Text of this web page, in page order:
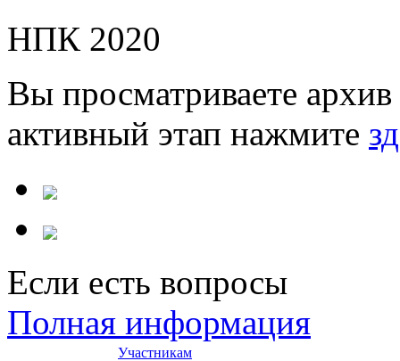
НПК 2020
Вы просматриваете
активный этап нажмите
Если есть вопросы
Полная информация
Участникам